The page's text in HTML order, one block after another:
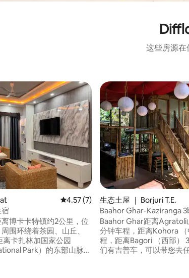
这些房源在
平均评分 4.57 分（满分 5 分），共 7 条
4.57 (7)
博卡卡特镇约2公里，位
围环绕着茶园、山丘、
离卡扎林加国家公园
Park）的东部山脉
生态土屋 ｜ Borjuri T.E.
Baahor Ghar-Kaziranga
Baahor Ghar距离Agratoli
分钟车程，距离Kohora （
程，距离Bagori （西部）
们有吉普车，可以带您去